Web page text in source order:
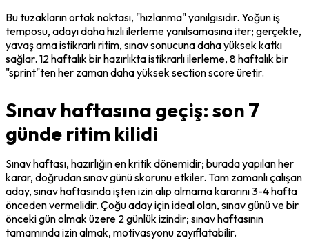
Bu tuzakların ortak noktası, "hızlanma" yanılgısıdır. Yoğun iş
temposu, adayı daha hızlı ilerleme yanılsamasına iter; gerçekte,
yavaş ama istikrarlı ritim, sınav sonucuna daha yüksek katkı
sağlar. 12 haftalık bir hazırlıkta istikrarlı ilerleme, 8 haftalık bir
"sprint"ten her zaman daha yüksek section score üretir.
Sınav haftasına geçiş: son 7
günde ritim kilidi
Sınav haftası, hazırlığın en kritik dönemidir; burada yapılan her
karar, doğrudan sınav günü skorunu etkiler. Tam zamanlı çalışan
aday, sınav haftasında işten izin alıp almama kararını 3-4 hafta
önceden vermelidir. Çoğu aday için ideal olan, sınav günü ve bir
önceki gün olmak üzere 2 günlük izindir; sınav haftasının
tamamında izin almak, motivasyonu zayıflatabilir.